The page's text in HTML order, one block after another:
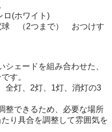
ロ(ホワイト)
　（2つまで）　おつけす
シェードを組み合わせた、
す。
全灯、2灯、1灯、消灯の3
整できるため、必要な場所
り具合を調整して雰囲気を